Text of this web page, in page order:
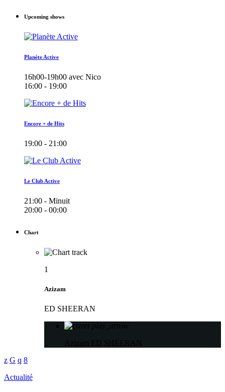
Upcoming shows
Planète Active
16h00-19h00 avec Nico
16:00 - 19:00
Encore + de Hits
19:00 - 21:00
Le Club Active
21:00 - Minuit
20:00 - 00:00
Chart
1
Azizam
ED SHEERAN
play_arrow
Azizam
ED SHEERAN
Actualité